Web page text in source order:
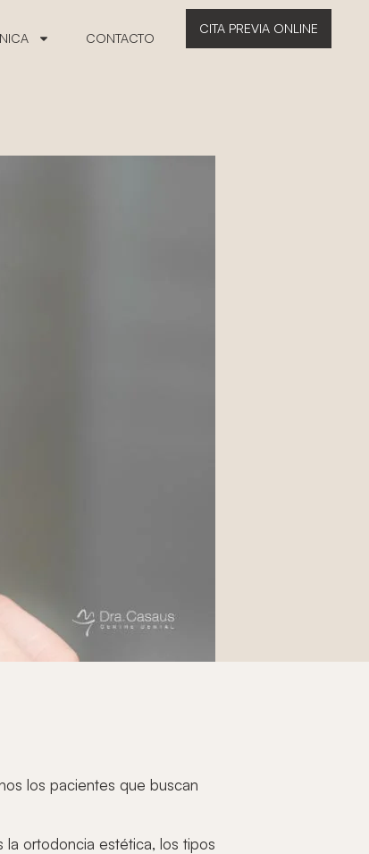
CONTACTO
CITA PREVIA ONLINE
los pacientes que buscan
ortodoncia estética, los tipos